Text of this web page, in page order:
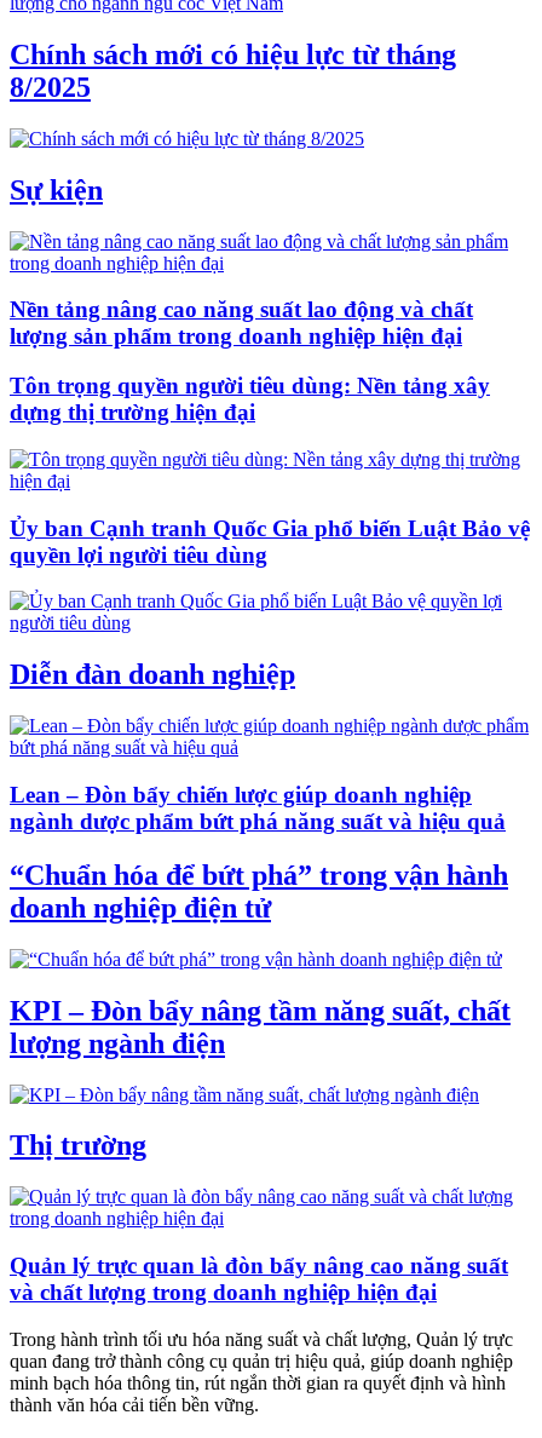
Chính sách mới có hiệu lực từ tháng
8/2025
Sự kiện
Nền tảng nâng cao năng suất lao động và chất
lượng sản phẩm trong doanh nghiệp hiện đại
Tôn trọng quyền người tiêu dùng: Nền tảng xây
dựng thị trường hiện đại
Ủy ban Cạnh tranh Quốc Gia phổ biến Luật Bảo vệ
quyền lợi người tiêu dùng
Diễn đàn doanh nghiệp
Lean – Đòn bẩy chiến lược giúp doanh nghiệp
ngành dược phẩm bứt phá năng suất và hiệu quả
“Chuẩn hóa để bứt phá” trong vận hành
doanh nghiệp điện tử
KPI – Đòn bẩy nâng tầm năng suất, chất
lượng ngành điện
Thị trường
Quản lý trực quan là đòn bẩy nâng cao năng suất
và chất lượng trong doanh nghiệp hiện đại
Trong hành trình tối ưu hóa năng suất và chất lượng, Quản lý trực
quan đang trở thành công cụ quản trị hiệu quả, giúp doanh nghiệp
minh bạch hóa thông tin, rút ngắn thời gian ra quyết định và hình
thành văn hóa cải tiến bền vững.